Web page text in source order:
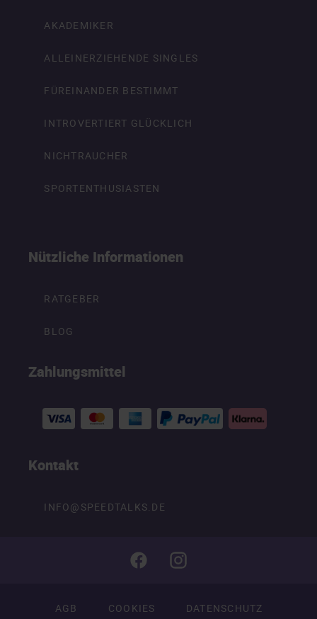
AKADEMIKER
ALLEINERZIEHENDE SINGLES
FÜREINANDER BESTIMMT
INTROVERTIERT GLÜCKLICH
NICHTRAUCHER
SPORTENTHUSIASTEN
Nützliche Informationen
RATGEBER
BLOG
Zahlungsmittel
Kontakt
INFO@SPEEDTALKS.DE
AGB COOKIES DATENSCHUTZ